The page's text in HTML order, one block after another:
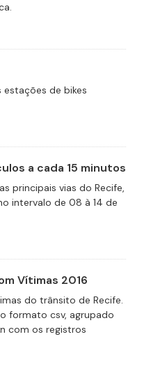
de bikes
a cada 15 minutos
principais vias do Recife,
intervalo de 08 à 14 de
Vítimas 2016
do trânsito de Recife.
formato csv, agrupado
com os registros